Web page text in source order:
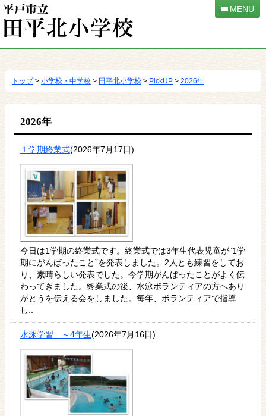
移
MENU
トップ> 小学校・中学校 > 田平北小学校 > PickUP > 2026年
2026年
１学期終業式(2026年7月17日)
今日は1学期の終業式です。終業式では3年生代表児童が”1学
期にがんばったこと”を発表しました。2人とも練習をしてお
り、素晴らしい発表でした。今学期がんばったことがよく伝
わってきました。終業式の後、水泳ボランティアの方へあり
がとうを伝える会をしました。毎年、ボランティアで指導
し..
水泳学習 ～4年生(2026年7月16日)